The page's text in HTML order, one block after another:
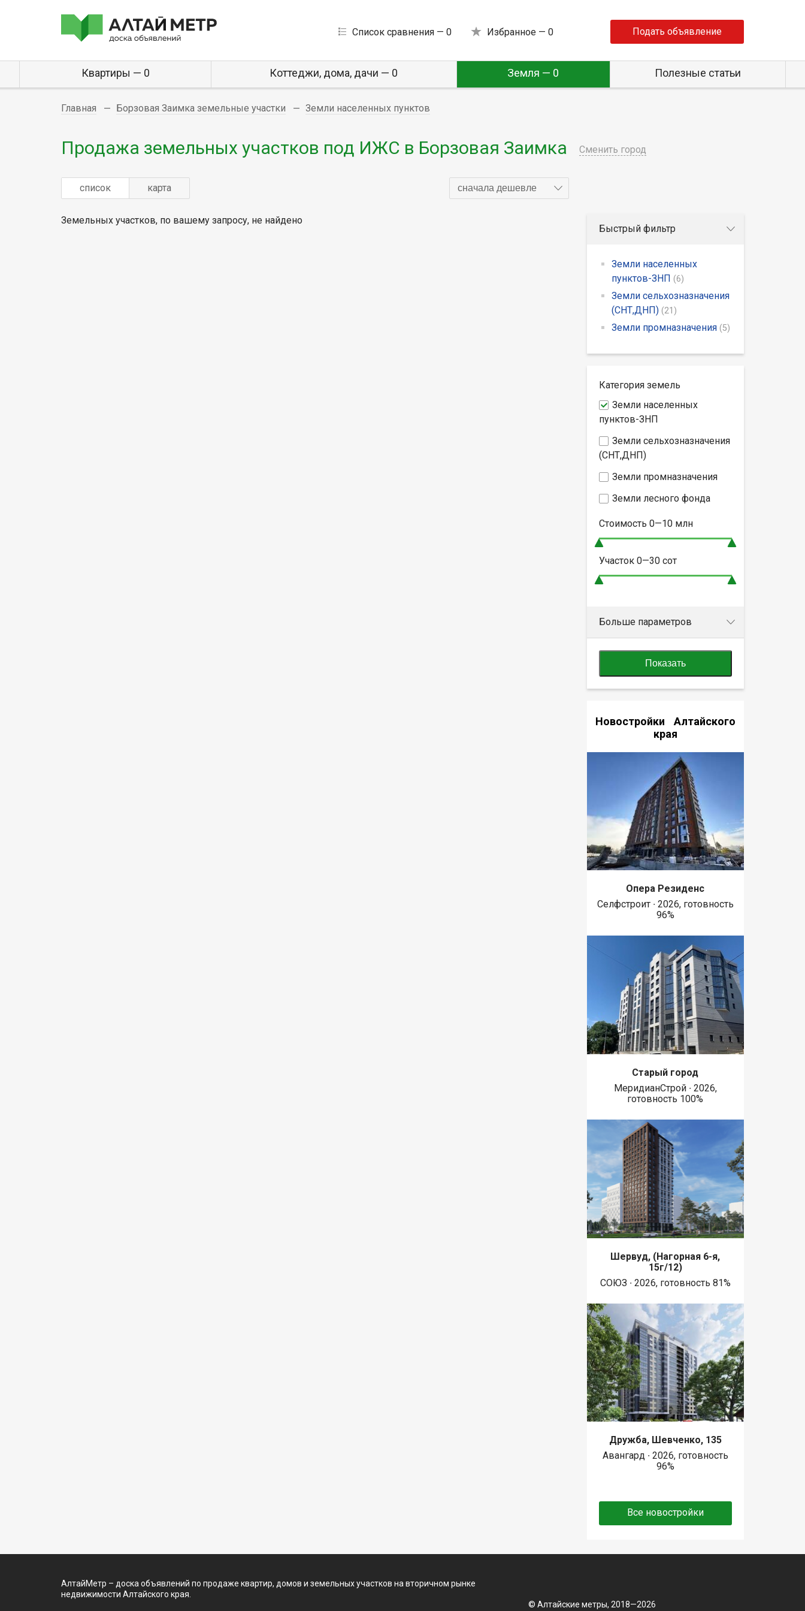
Список сравнения — 0 Избранное — 0 Подать объявление
Квартиры — 0 Коттеджи, дома, дачи — 0 Земля — 0 Полезные статьи
Главная Борзовая Заимка земельные участки Земли населенных пунктов
Продажа земельных участков под ИЖС в Борзовая Заимка Сменить город
список карта сначала дешевле
Земельных участков, по вашему запросу, не найдено
Быстрый фильтр
Земли населенных
пунктов-ЗНП (6)
Земли сельхозназначения
(СНТ,ДНП) (21)
Земли промназначения (5)
Категория земель
Земли населенных
пунктов-ЗНП
Земли сельхозназначения
(СНТ,ДНП)
Земли промназначения
Земли лесного фонда
Стоимость 0—10млн
Участок 0—30сот
Больше параметров
Показать
Новостройки Алтайского
края
Опера Резиденс
Селфстроит ∙ 2026, готовность
96%
Старый город
МеридианСтрой ∙ 2026,
готовность 100%
Шервуд, (Нагорная 6-я,
15г/12)
СОЮЗ ∙ 2026, готовность 81%
Дружба, Шевченко, 135
Авангард ∙ 2026, готовность
96%
Все новостройки
АлтайМетр – доска объявлений по продаже квартир, домов и земельных участков на вторичном рынке
недвижимости Алтайского края.
© Алтайские метры, 2018—2026